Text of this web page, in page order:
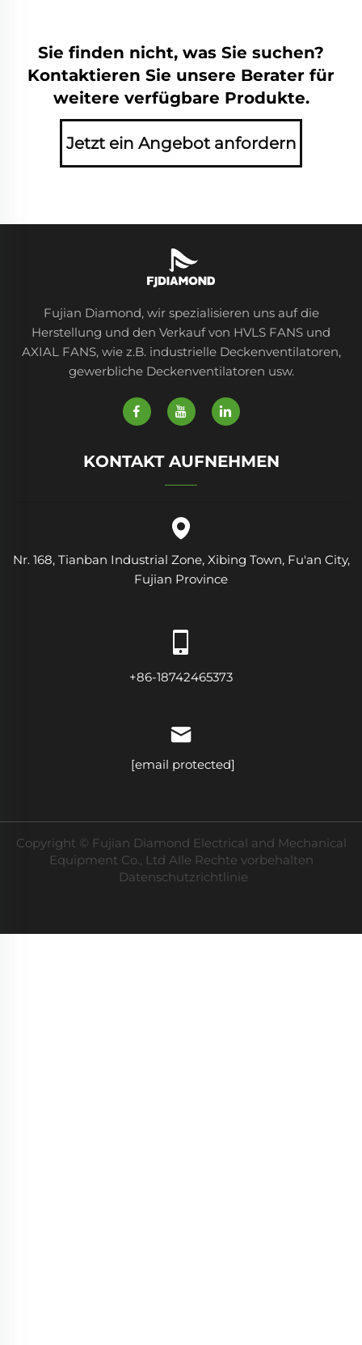
Sie finden nicht, was Sie suchen?
Kontaktieren Sie unsere Berater für
weitere verfügbare Produkte.
Jetzt ein Angebot anfordern
Fujian Diamond, wir spezialisieren uns auf die
Herstellung und den Verkauf von HVLS FANS und
AXIAL FANS, wie z.B. industrielle Deckenventilatoren,
gewerbliche Deckenventilatoren usw.
KONTAKT AUFNEHMEN
Nr. 168, Tianban Industrial Zone, Xibing Town, Fu'an City,
Fujian Province
+86-18742465373
[email protected]
Copyright © Fujian Diamond Electrical and Mechanical
Equipment Co., Ltd Alle Rechte vorbehalten
Datenschutzrichtlinie